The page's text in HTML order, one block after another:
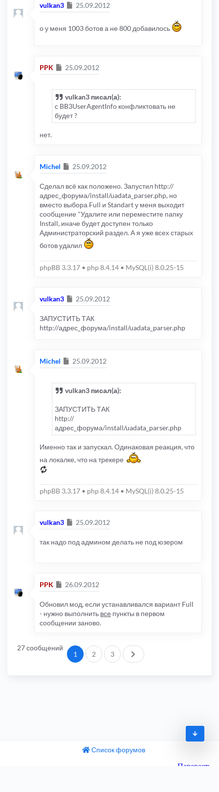
vulkan3 Сообщение
25.09.2012
о у меня 1003 ботов а не 800 добавилось
PPK Сообщение
25.09.2012
vulkan3 писал(а):
с BB3UserAgentInfo конфликтовать не
будет ?
нет.
Michel Сообщение
25.09.2012
Сделал всё как положено. Запустил http://
адрес_форума/install/uadata_parser.php, но
вместо выбора Full и Standart у меня выходит
сообщение "Удалите или переместите папку
Install, иначе будет доступен только
Администраторский раздел. А я уже всех старых
ботов удалил
phpBB 3.3.17 • php 8.4.14 • MySQL(i) 8.0.25-15
vulkan3 Сообщение
25.09.2012
ЗАПУСТИТЬ ТАК
http://адрес_форума/install/uadata_parser.php
Michel Сообщение
25.09.2012
vulkan3 писал(а):
ЗАПУСТИТЬ ТАК
http://
адрес_форума/install/uadata_parser.php
Именно так и запускал. Одинаковая реакция, что
на локалке, что на трекере
phpBB 3.3.17 • php 8.4.14 • MySQL(i) 8.0.25-15
vulkan3 Сообщение
25.09.2012
так надо под админом делать не под юзером
PPK Сообщение
26.09.2012
Обновил мод, если устанавливался вариант Full
- нужно выполнить все пункты в первом
сообщении заново.
27 сообщений
1 2 3 След.
Список форумов